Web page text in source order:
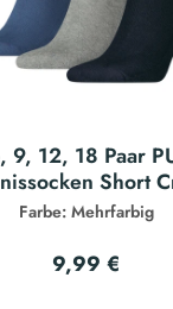
9, 12, 18 Paar
Short
Farbe: Mehrfarbig
9,99 €